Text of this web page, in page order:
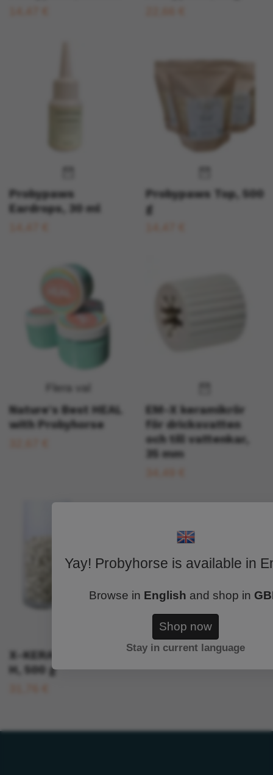
Probypaws
Eardrops, 30 ml
Probypaws Top, 500
g
Flera val
Nature's Best HEAL
with Probyhorse
EM-X keramikrör
för dricksvatten
och till vattenkar,
35 mm
X-KERAMISKA RÖR
H, 500 g
Yay! Probyhorse is available in
Browse in English and shop in
Shop now
Stay in current language